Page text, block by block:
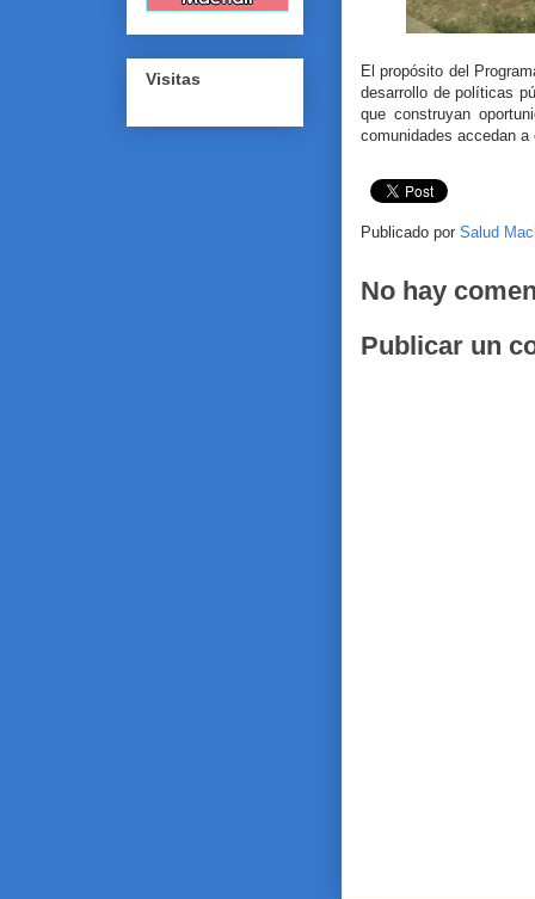
El propósito del
desarrollo de políticas
que construyan
comunidades accedan
Publicado por Salud
No hay
Publicar un
Visitas